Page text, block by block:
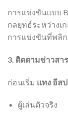
การแข่งขันแบบ
กลยุทธ์ระหว่างเ
การแข่งขันที่พลิ
3. ติดตามข่าวสา
ก่อนเริ่ม แทง อีส
ผู้เล่นตัวจริง